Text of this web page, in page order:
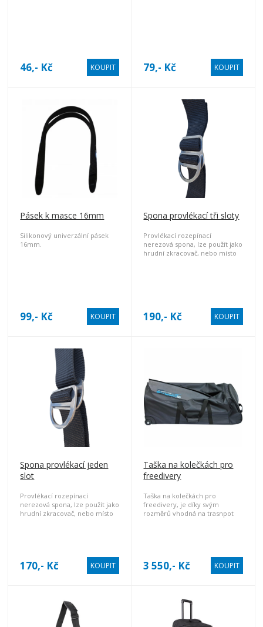
46,- Kč KOUPIT 79,- Kč KOUPIT
Pásek k masce 16mm
Silikonový univerzální pásek
16mm.
99,- Kč KOUPIT
Spona provlékací tři sloty
Provlékací rozepínací
nerezová spona, lze použít jako
hrudní zkracovač, nebo místo
190,- Kč KOUPIT
Spona provlékací jeden
slot
Provlékací rozepínací
nerezová spona, lze použít jako
hrudní zkracovač, nebo místo
170,- Kč KOUPIT
Taška na kolečkách pro
freedivery
Taška na kolečkách pro
freedivery, je díky svým
rozměrů vhodná na trasnpot
3 550,- Kč KOUPIT